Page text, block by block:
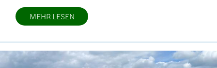
MEHR LESEN
Bild